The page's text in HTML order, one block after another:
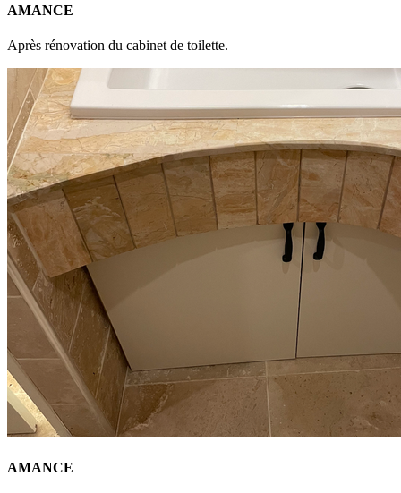
AMANCE
Après rénovation du cabinet de toilette.
AMANCE